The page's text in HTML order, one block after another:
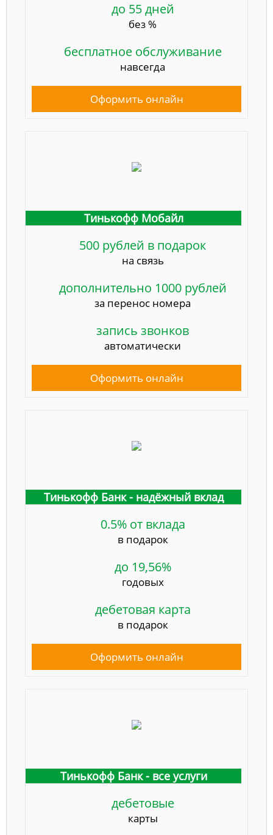
до 55 дней
без %
бесплатное обслуживание
навсегда
Оформить онлайн
Тинькофф Мобайл
500 рублей в подарок
на связь
дополнительно 1000 рублей
за перенос номера
запись звонков
автоматически
Оформить онлайн
Тинькофф Банк - надёжный вклад
0.5% от вклада
в подарок
до 19,56%
годовых
дебетовая карта
в подарок
Оформить онлайн
Тинькофф Банк - все услуги
дебетовые
карты